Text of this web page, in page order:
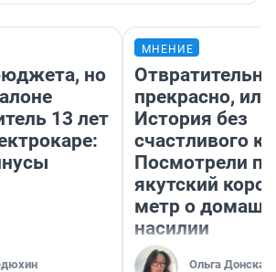
но
13 лет
МНЕНИЕ
Отвратительно
прекрасно, или
История без
счастливого
Посмотрели
якутский
метр о
насилии
Ольга Донская